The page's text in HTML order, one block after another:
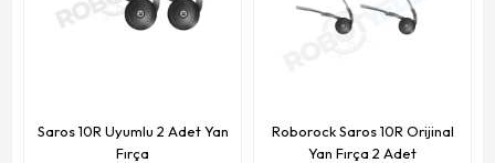
Saros 10R Uyumlu 2 Adet Yan
Fırça
Roborock Saros 10R Orijinal
Yan Fırça 2 Adet